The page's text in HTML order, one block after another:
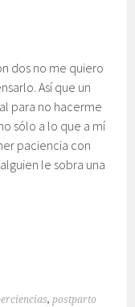
dos no me quiero
Así que un
para no hacerme
sólo a lo que a mí
paciencia con
le sobra una
,postparto